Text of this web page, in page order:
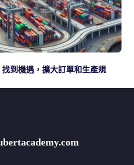
到機遇，擴大訂單和生產規